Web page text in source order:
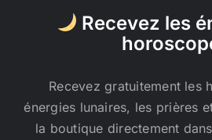
Recevez les
Recevez gratuitement les
énergies lunaires, les prières
la boutique directement